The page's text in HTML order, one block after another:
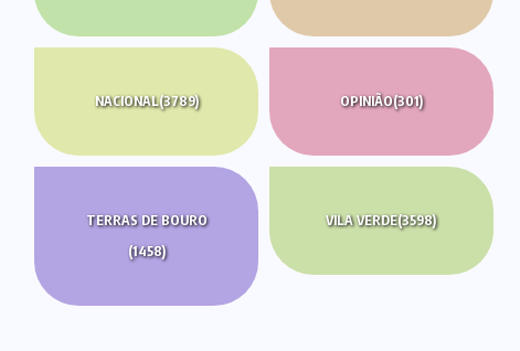
NACIONAL(3789) OPINIÃO(301)
TERRAS DE BOURO
(1458)
VILA VERDE(3598)